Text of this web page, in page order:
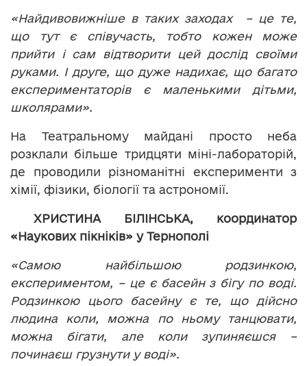
«Найдивовижніше в таких заходах – це те,
що тут є співучасть, тобто кожен може
прийти і сам відтворити цей дослід своїми
руками. І друге, що дуже надихає, що багато
експериментаторів є маленькими дітьми,
школярами».
На Театральному майдані просто неба
розклали більше тридцяти міні-лабораторій,
де проводили різноманітні експерименти з
хімії, фізики, біології та астрономії.
ХРИСТИНА БІЛІНСЬКА, координатор
«Наукових пікніків» у Тернополі
«Самою найбільшою родзинкою,
експериментом, – це є басейн з бігу по воді.
Родзинкою цього басейну є те, що дійсно
людина коли, можна по ньому танцювати,
можна бігати, але коли зупиняєшся –
починаєш грузнути у воді».